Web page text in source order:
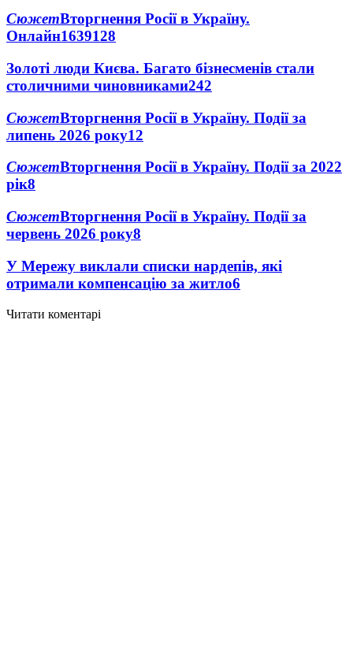
СюжетВторгнення Росії в Україну.
Онлайн1639128
Золоті люди Києва. Багато бізнесменів стали
столичними чиновниками242
СюжетВторгнення Росії в Україну. Події за
липень 2026 року12
СюжетВторгнення Росії в Україну. Події за 2022
рік8
СюжетВторгнення Росії в Україну. Події за
червень 2026 року8
У Мережу виклали списки нардепів, які
отримали компенсацію за житло6
Читати коментарі